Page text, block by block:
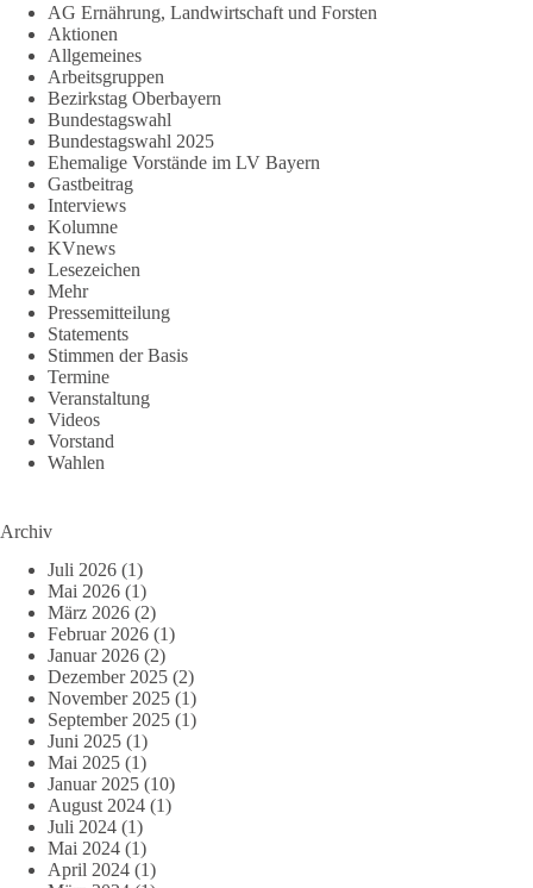
deren
kreisfreie
Städte.
AG Ernährung, Landwirtschaft und Forsten
Aktionen
Allgemeines
Arbeitsgruppen
Bezirkstag Oberbayern
Bundestagswahl
Bundestagswahl 2025
Ehemalige Vorstände im LV Bayern
Gastbeitrag
Interviews
Kolumne
KVnews
Lesezeichen
Mehr
Pressemitteilung
Statements
Stimmen der Basis
Termine
Veranstaltung
Videos
Vorstand
Wahlen
Archiv
Juli 2026 (1)
Mai 2026 (1)
März 2026 (2)
Februar 2026 (1)
Januar 2026 (2)
Dezember 2025 (2)
November 2025 (1)
September 2025 (1)
Juni 2025 (1)
Mai 2025 (1)
Januar 2025 (10)
August 2024 (1)
Juli 2024 (1)
Mai 2024 (1)
April 2024 (1)